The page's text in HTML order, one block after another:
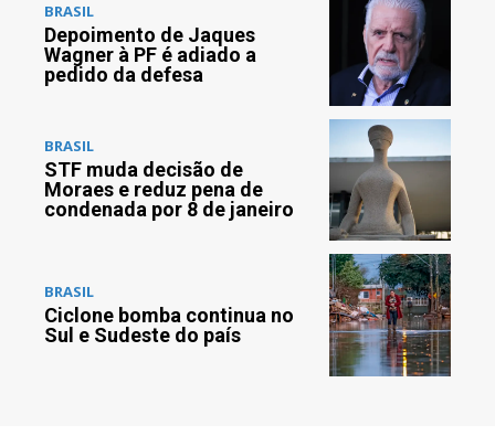
BRASIL
Depoimento de Jaques
Wagner à PF é adiado a
pedido da defesa
BRASIL
STF muda decisão de
Moraes e reduz pena de
condenada por 8 de janeiro
BRASIL
Ciclone bomba continua no
Sul e Sudeste do país